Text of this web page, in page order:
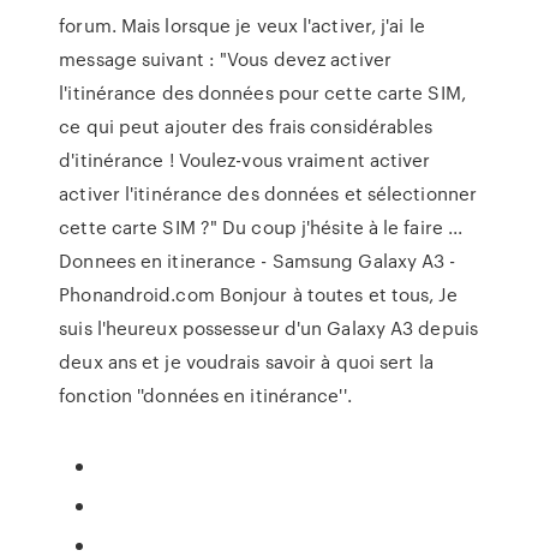
forum. Mais lorsque je veux l'activer, j'ai le
message suivant : "Vous devez activer
l'itinérance des données pour cette carte SIM,
ce qui peut ajouter des frais considérables
d'itinérance ! Voulez-vous vraiment activer
activer l'itinérance des données et sélectionner
cette carte SIM ?" Du coup j'hésite à le faire ...
Donnees en itinerance - Samsung Galaxy A3 -
Phonandroid.com Bonjour à toutes et tous, Je
suis l'heureux possesseur d'un Galaxy A3 depuis
deux ans et je voudrais savoir à quoi sert la
fonction ''données en itinérance''.